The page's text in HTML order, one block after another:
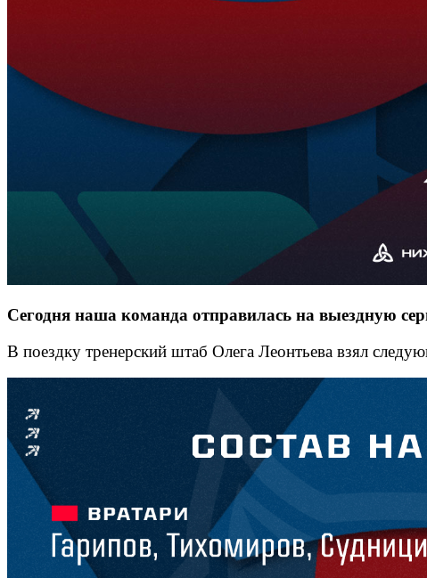
Сегодня наша команда отправилась на выездную
В поездку тренерский штаб Олега Леонтьева взял